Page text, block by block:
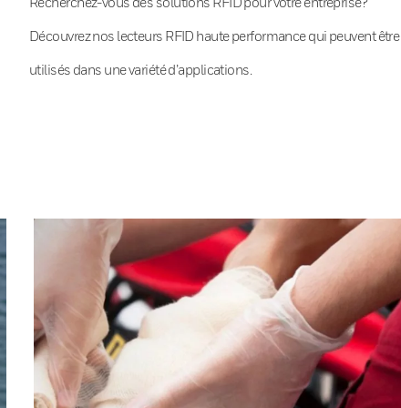
Découvrez nos lecteurs RFID haute performance qui peuvent être
utilisés dans une variété d’applications.